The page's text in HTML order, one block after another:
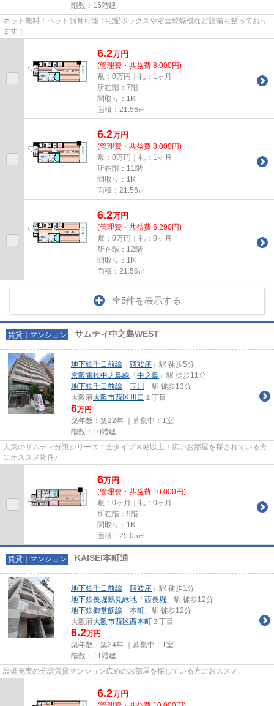
階数：15階建
ネット無料！ペット飼育可能！宅配ボックスや浴室乾燥機など設備も整っており
ます！
6.2万円
(管理費・共益費 8,000円)
敷：0万円｜礼：1ヶ月
所在階：7階
間取り：1K
面積：21.56㎡
6.2万円
(管理費・共益費 8,000円)
敷：0万円｜礼：1ヶ月
所在階：11階
間取り：1K
面積：21.56㎡
6.2万円
(管理費・共益費 6,290円)
敷：0万円｜礼：0ヶ月
所在階：12階
間取り：1K
面積：21.56㎡
全5件を表示する
賃貸｜マンション サムティ中之島WEST
地下鉄千日前線 「 阿波座 」駅 徒歩5分
京阪電鉄中之島線 「 中之島 」駅 徒歩11分
地下鉄千日前線 「 玉川
」駅 徒歩13分
大阪府大阪市西区 川口 １丁目
6万円
築年数：築22年 ｜募集中： 1室
階数：10階建
人気のサムティ分譲シリーズ！全タイプ８帖以上！広いお部屋を探されている方
にオススメ物件♪
6万円
(管理費・共益費 10,000円)
敷：0ヶ月｜礼：0ヶ月
所在階：9階
間取り：1K
面積：25.05㎡
賃貸｜マンション KAISEI本町通
地下鉄千日前線 「 阿波座 」駅 徒歩1分
地下鉄長堀鶴見緑地 「 西長堀 」駅 徒歩12分
地下鉄御堂筋線 「 本町 」駅 徒歩12分
大阪府大阪市西区西本町 ３丁目
6.2万円
築年数：築24年 ｜募集中： 1室
階数：11階建
設備充実の分譲賃貸マンション広めのお部屋を探している方におススメ。
6.2万円